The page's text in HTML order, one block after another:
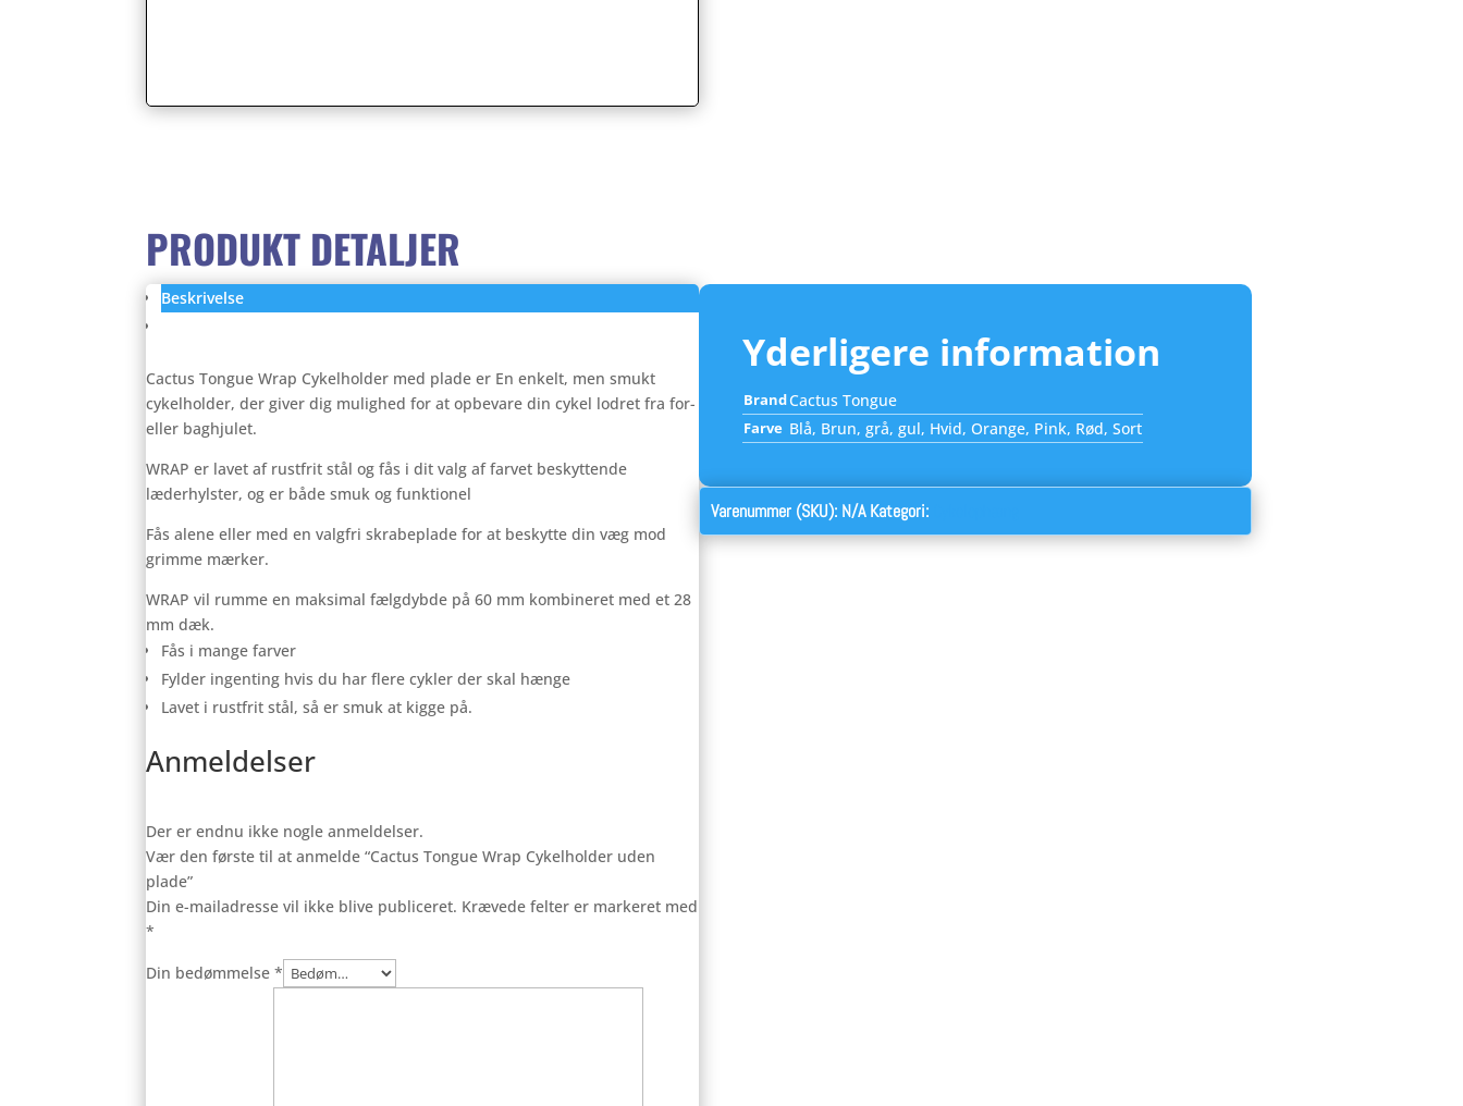
PRODUKT DETALJER
Beskrivelse
Cactus Tongue Wrap Cykelholder med plade er En enkelt, men smukt
cykelholder, der giver dig mulighed for at opbevare din cykel lodret fra for-
eller baghjulet.
WRAP er lavet af rustfrit stål og fås i dit valg af farvet beskyttende
læderhylster, og er både smuk og funktionel
Fås alene eller med en valgfri skrabeplade for at beskytte din væg mod
grimme mærker.
WRAP vil rumme en maksimal fælgdybde på 60 mm kombineret med et 28
mm dæk.
Fås i mange farver
Fylder ingenting hvis du har flere cykler der skal hænge
Lavet i rustfrit stål, så er smuk at kigge på.
Anmeldelser
Der er endnu ikke nogle anmeldelser.
Vær den første til at anmelde “Cactus Tongue Wrap Cykelholder uden
plade”
Din e-mailadresse vil ikke blive publiceret. Krævede felter er markeret med
*
Din bedømmelse*
Yderligere information
BrandCactus Tongue
Farve Blå, Brun, grå, gul, Hvid, Orange, Pink, Rød, Sort
Varenummer (SKU): N/A Kategori: